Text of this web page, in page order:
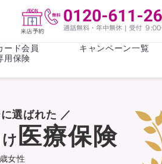
女性医療保険
女性医療保険
介護・認知症保険
ード会員
用保険
キャンペーン一覧
心配事
選ばれた ／
女性
医療保険